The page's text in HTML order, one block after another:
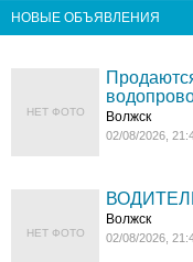
НОВЫЕ ОБЪЯВЛЕНИЯ
НЕТ ФОТО Волжск
02/08/2026,
НЕТ ФОТО
Волжск
02/08/2026,